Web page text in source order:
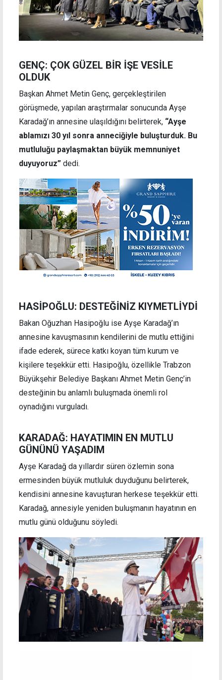
GENÇ: ÇOK GÜZEL BİR İŞE VESİLE
OLDUK
Başkan Ahmet Metin Genç, gerçekleştirilen
görüşmede, yapılan araştırmalar sonucunda Ayşe
Karadağ’ın annesine ulaşıldığını belirterek, “Ayşe
ablamızı 30 yıl sonra anneciğiyle buluşturduk. Bu
mutluluğu paylaşmaktan büyük memnuniyet
duyuyoruz” dedi.
HASİPOĞLU: DESTEĞİNİZ KIYMETLİYDİ
Bakan Oğuzhan Hasipoğlu ise Ayşe Karadağ’ın
annesine kavuşmasının kendilerini de mutlu ettiğini
ifade ederek, sürece katkı koyan tüm kurum ve
kişilere teşekkür etti. Hasipoğlu, özellikle Trabzon
Büyükşehir Belediye Başkanı Ahmet Metin Genç’in
desteğinin bu anlamlı buluşmada önemli rol
oynadığını vurguladı.
KARADAĞ: HAYATIMIN EN MUTLU
GÜNÜNÜ YAŞADIM
Ayşe Karadağ da yıllardır süren özlemin sona
ermesinden büyük mutluluk duyduğunu belirterek,
kendisini annesine kavuşturan herkese teşekkür etti.
Karadağ, annesiyle yeniden buluşmanın hayatının en
mutlu günü olduğunu söyledi.